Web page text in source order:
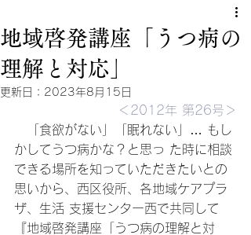
地域啓発講座「うつ病の
理解と対応」
更新日： 2023年8月15日
＜2012年 第26号＞
「食欲がない」「眠れない」… もし
かしてうつ病かな？と思っ た時に相談
できる場所を知っていただきたいとの
思いから、西区役所、各地域ケアプラ
ザ、生活 支援センター西で共同して
『地域啓発講座「うつ病の理解と対